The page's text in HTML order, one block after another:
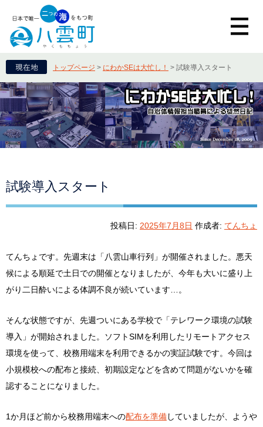
トップページ > にわかSEは大忙し！ > 試験導入スタート
試験導入スタート
投稿日: 2025年7月8日 作成者: てんちょ
てんちょです。先週末は「八雲山車行列」が開催されました。悪天
候による順延で土日での開催となりましたが、今年も大いに盛り上
がり二日酔いによる体調不良が続いています…。
そんな状態ですが、先週ついにある学校で「テレワーク環境の試験
導入」が開始されました。ソフトSIMを利用したリモートアクセス
環境を使って、校務用端末を利用できるかの実証試験です。今回は
小規模校への配布と接続、初期設定などを含めて問題がないかを確
認することになりました。
1か月ほど前から校務用端末への配布を準備していましたが、ようや